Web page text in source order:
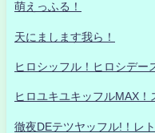
萌えっふる！
天にまします我ら！
ヒロシッフル！ヒロシデー
ヒロユキユキッフルMAX！
徹夜DEテツヤッフル!！レ